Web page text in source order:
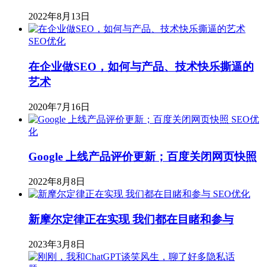
2022年8月13日
SEO优化
在企业做SEO，如何与产品、技术快乐撕逼的
艺术
2020年7月16日
SEO优
化
Google 上线产品评价更新；百度关闭网页快照
2022年8月8日
SEO优化
新摩尔定律正在实现 我们都在目睹和参与
2023年3月8日